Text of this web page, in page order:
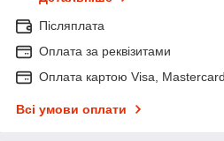
Післяплата
Оплата за реквізитами
Оплата картою Visa,
Всі умови оплати